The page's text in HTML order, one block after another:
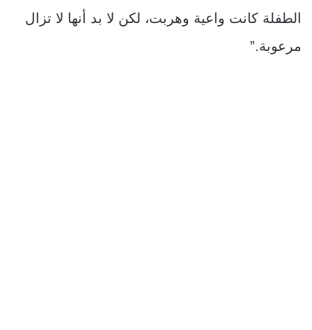
الطفلة كانت واعية وهربت، لكن لا بد أنها لا تزال
مرعوبة.”